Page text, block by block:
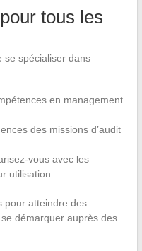
tous les
se spécialiser dans
en management
des missions d’audit
vous avec les
utilisation.
pour atteindre des
démarquer auprès des